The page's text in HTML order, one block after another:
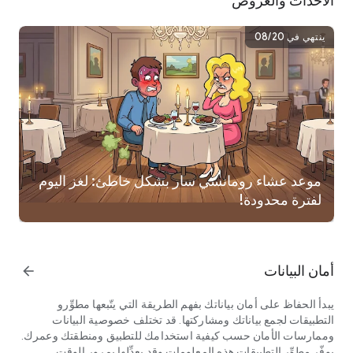
فكر خارج الصندوق وشغل خيالك الآن!
ينتهي في ‏08/20
موعد عشاء رومانسي سار بشكل خاطئ: لغز اليوم
لفترة محدودة!
أمان البيانات arrow_forward
يبدأ الحفاظ على أمان بياناتك بفهم الطريقة التي يتّبعها مطوِّرو
التطبيقات لجمع بياناتك ومشاركتها. قد تختلف خصوصية البيانات
وممارسات الأمان حسب كيفية استخدامك للتطبيق ومنطقتك وعمرك.